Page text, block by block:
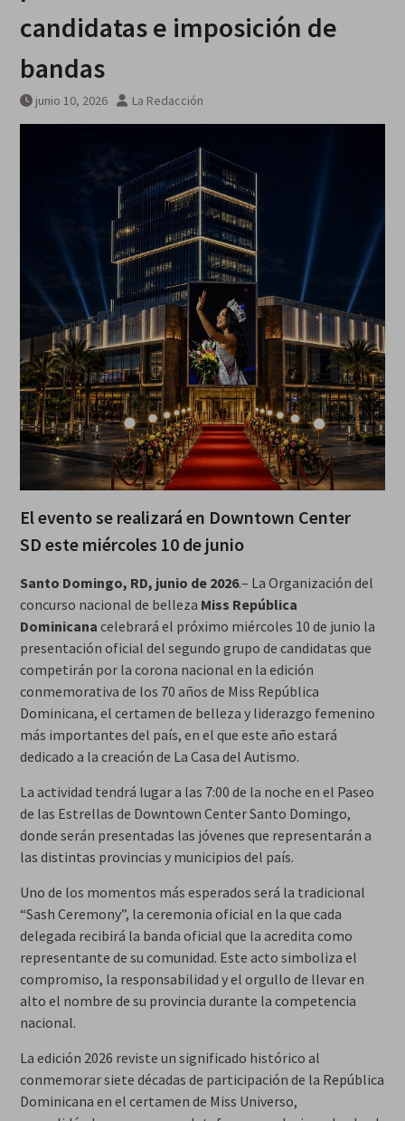
candidatas e imposición de
bandas
junio 10, 2026 La Redacción
El evento se realizará en Downtown Center
SD este miércoles 10 de junio
Santo Domingo, RD, junio de 2026.– La Organización del
concurso nacional de belleza Miss República
Dominicana celebrará el próximo miércoles 10 de junio la
presentación oficial del segundo grupo de candidatas que
competirán por la corona nacional en la edición
conmemorativa de los 70 años de Miss República
Dominicana, el certamen de belleza y liderazgo femenino
más importantes del país, en el que este año estará
dedicado a la creación de La Casa del Autismo.
La actividad tendrá lugar a las 7:00 de la noche en el Paseo
de las Estrellas de Downtown Center Santo Domingo,
donde serán presentadas las jóvenes que representarán a
las distintas provincias y municipios del país.
Uno de los momentos más esperados será la tradicional
“Sash Ceremony”, la ceremonia oficial en la que cada
delegada recibirá la banda oficial que la acredita como
representante de su comunidad. Este acto simboliza el
compromiso, la responsabilidad y el orgullo de llevar en
alto el nombre de su provincia durante la competencia
nacional.
La edición 2026 reviste un significado histórico al
conmemorar siete décadas de participación de la República
Dominicana en el certamen de Miss Universo,